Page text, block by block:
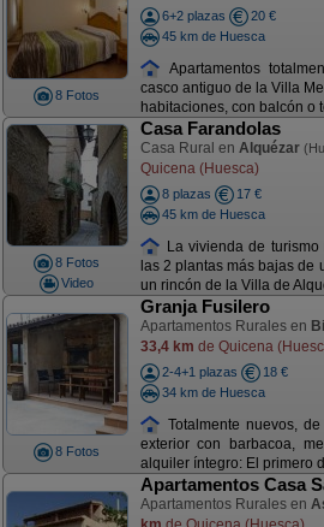
8 Fotos
6+2 plazas
20 €
45 km de Huesca
Apartamentos
casco antiguo de la Villa
habitaciones, con balcón o
8 Fotos
Video
Casa Farandolas
Casa Rural en Alquézar
Quicena (Huesca)
8 plazas
17 €
45 km de Huesca
La vivienda de
las 2 plantas más bajas de
un rincón de la Villa de
8 Fotos
Granja Fusilero
Apartamentos Rurales en
33,4 km de Quicena
2-4+1 plazas
18 €
34 km de Huesca
Totalmente nuevos,
exterior con barbacoa,
alquiler íntegro: El primero
Apartamentos Casa
Apartamentos Rurales en